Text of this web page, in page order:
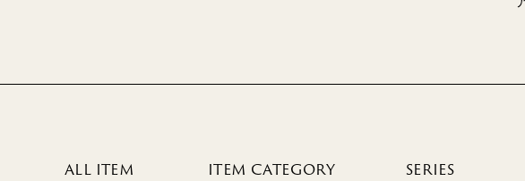
ALL ITEM ITEM CATEGORY SERIES